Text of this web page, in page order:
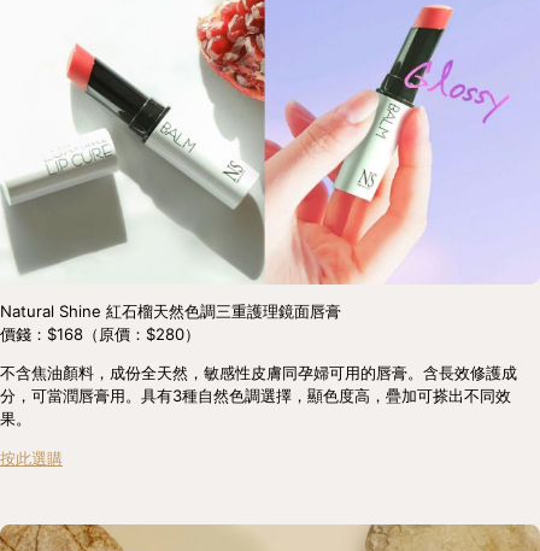
Natural Shine 紅石榴天然色調三重護理鏡面唇膏
價錢：$168（原價：$280）
不含焦油顏料，成份全天然，敏感性皮膚同孕婦可用的唇膏。含長效修護成
分，可當潤唇膏用。具有3種自然色調選擇，顯色度高，疊加可搽出不同效
果。
按此選購